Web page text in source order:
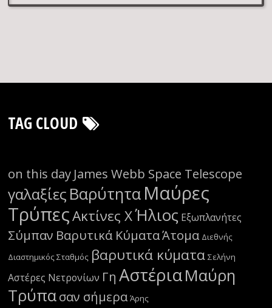
TAG CLOUD
on this day James Webb Space Telescope
γαλαξίες Βαρύτητα Μαύρες
ΤρύπεςΑκτίνες ΧΉλιος Εξωπλανήτες
Σύμπαν Βαρυτικά ΚύματαΆτομα Διεθνής
Διαστημικός Σταθμός βαρυτικά κύματα Σελήνη
Αστέρες Νετρονίων Γη ΑστέριαΜαύρη
Τρύπασαν σήμερα Άρης